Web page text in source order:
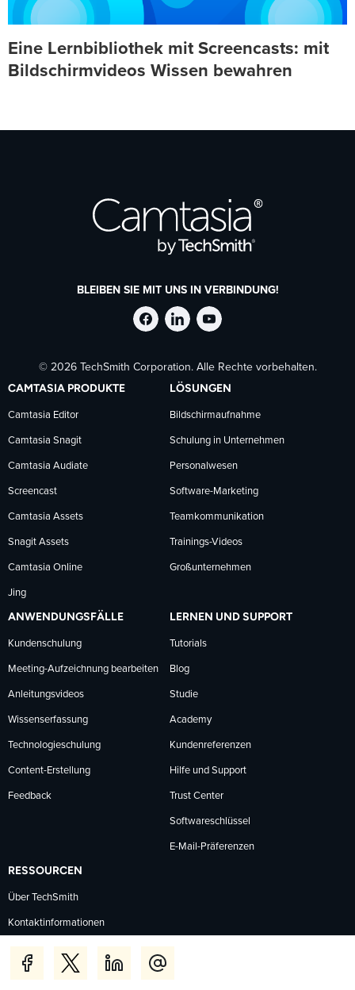
Eine Lernbibliothek mit Screencasts: mit
Bildschirmvideos Wissen bewahren
BLEIBEN SIE MIT UNS IN VERBINDUNG!
TechSmith
auf
Facebook
folgen
TechSmith
auf
LinkedIn
folgen
TechSmith
auf
YouTube
folgen
© 2026 TechSmith Corporation. Alle Rechte vorbehalten.
CAMTASIA PRODUKTE
Camtasia Editor
Camtasia Snagit
Camtasia Audiate
Screencast
Camtasia Assets
Snagit Assets
Camtasia Online
Jing
LÖSUNGEN
Bildschirmaufnahme
Schulung in Unternehmen
Personalwesen
Software-Marketing
Teamkommunikation
Trainings-Videos
Großunternehmen
ANWENDUNGSFÄLLE
Kundenschulung
Meeting-Aufzeichnung bearbeiten
Anleitungsvideos
Wissenserfassung
Technologieschulung
Content-Erstellung
Feedback
LERNEN UND SUPPORT
Tutorials
Blog
Studie
Academy
Kundenreferenzen
Hilfe und Support
Trust Center
Softwareschlüssel
E-Mail-Präferenzen
RESSOURCEN
Über TechSmith
Kontaktinformationen
Presseraum